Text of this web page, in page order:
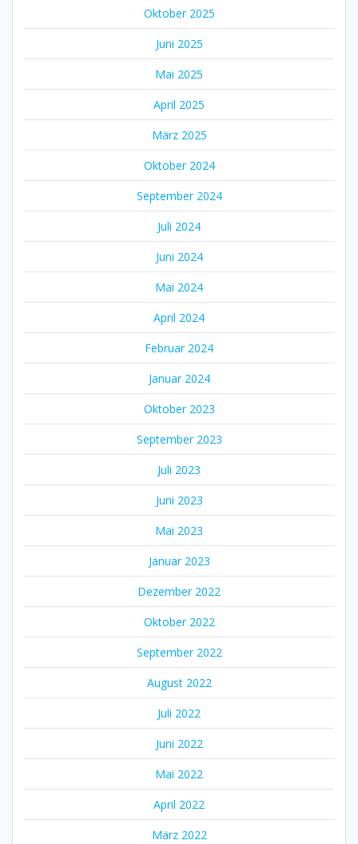
Oktober 2025
Juni 2025
Mai 2025
April 2025
März 2025
Oktober 2024
September 2024
Juli 2024
Juni 2024
Mai 2024
April 2024
Februar 2024
Januar 2024
Oktober 2023
September 2023
Juli 2023
Juni 2023
Mai 2023
Januar 2023
Dezember 2022
Oktober 2022
September 2022
August 2022
Juli 2022
Juni 2022
Mai 2022
April 2022
März 2022